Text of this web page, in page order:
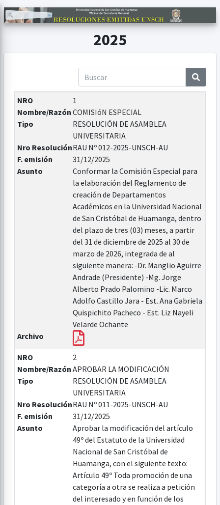
2025
NRO
1
Nombre/Razón COMISIóN ESPECIAL
Tipo
RESOLUCIÓN DE ASAMBLEA
UNIVERSITARIA
Nro ResoluciónRAU Nº 012-2025-UNSCH-AU
F. emisión
31/12/2025
Asunto
Conformar la Comisión Especial para
la elaboración del Reglamento de
creación de Departamentos
Académicos en la Universidad Nacional
de San Cristóbal de Huamanga, dentro
del plazo de tres (03) meses, a partir
del 31 de diciembre de 2025 al 30 de
marzo de 2026, integrada de al
siguiente manera: -Dr. Manglio Aguirre
Andrade (Presidente) -Mg. Jorge
Alberto Prado Palomino -Lic. Marco
Adolfo Castillo Jara - Est. Ana Gabriela
Quispichito Pacheco - Est. Liz Nayeli
Velarde Ochante
Archivo
NRO
2
Nombre/Razón APROBAR LA MODIFICACIÓN
Tipo
RESOLUCIÓN DE ASAMBLEA
UNIVERSITARIA
Nro ResoluciónRAU Nº 011-2025-UNSCH-AU
F. emisión
31/12/2025
Asunto
Aprobar la modificación del artículo
49º del Estatuto de la Universidad
Nacional de San Cristóbal de
Huamanga, con el siguiente texto:
Artículo 49º Toda promoción de una
categoría a otra se realiza a petición
del interesado y en función de los